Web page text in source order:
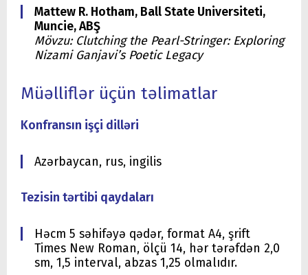
Mattew R. Hotham, Ball State Universiteti,
Muncie, ABŞ
Mövzu: Clutching the Pearl-Stringer: Exploring
Nizami Ganjavi’s Poetic Legacy
Müəlliflər üçün təlimatlar
Konfransın işçi dilləri
Azərbaycan, rus, ingilis
Tezisin tərtibi qaydaları
Həcm 5 səhifəyə qədər, format A4, şrift
Times New Roman, ölçü 14, hər tərəfdən 2,0
sm, 1,5 interval, abzas 1,25 olmalıdır.